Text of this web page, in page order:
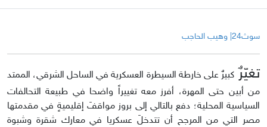
سوث24| وهيب الحاجب
تغيّرٌكبيرٌ على خارطة السيطرة العسكرية في الساحل الشرقي، الممتد
من أبين حتى المهرة، أفرز معه تغييراً واضحا في طبيعة التحالفات
السياسية المحلية؛ دفع بالتالي إلى بروز مواقفَ إقليميةٍ في مقدمتها
مصر التي من المرجح أن تتدخلَ عسكريا في معارك شقرة وشبوة